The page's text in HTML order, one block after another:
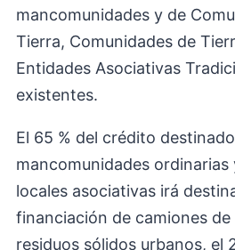
mancomunidades y de
Tierra, Comunidades de
Entidades Asociativas
existentes.
El 65 % del crédito
mancomunidades
locales asociativas irá
financiación de camiones
residuos sólidos urbanos, el